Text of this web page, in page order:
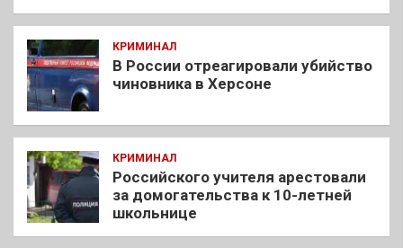
КРИМИНАЛ
В России отреагировали убийство
чиновника в Херсоне
КРИМИНАЛ
Российского учителя арестовали
за домогательства к 10-летней
школьнице